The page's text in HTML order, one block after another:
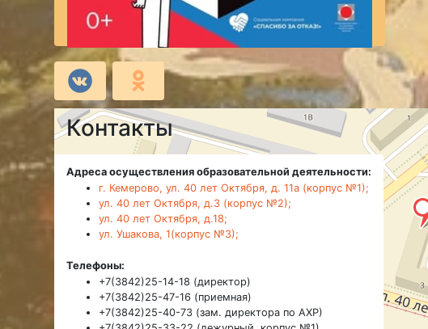
Контакты
Адреса осуществления образовательной деятельности:
г. Кемерово, ул. 40 лет Октября, д. 11а (корпус №1);
ул. 40 лет Октября, д.3 (корпус №2);
ул. 40 лет Октября, д.18;
ул. Ушакова, 1(корпус №3);
Телефоны:
+7(3842)25-14-18 (директор)
+7(3842)25-47-16 (приемная)
+7(3842)25-40-73 (зам. директора по АХР)